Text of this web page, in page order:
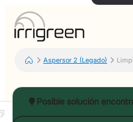
Aspersor 2 (Legado)
Posible solución